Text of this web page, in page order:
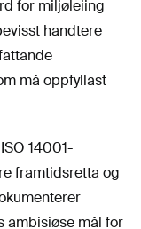
for miljøleiing
handtere
må oppfyllast
14001-
framtidsretta og
ambisiøse mål for